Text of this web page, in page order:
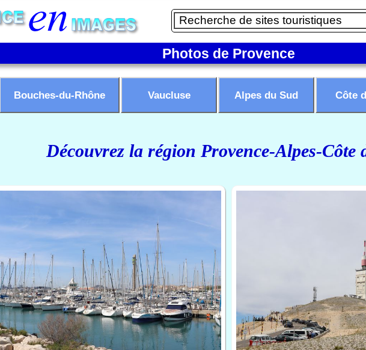
Photos de Provence
Bouches-du-Rhône Vaucluse Alpes du Sud Côte
Découvrez la région Provence-Alpes-Côte